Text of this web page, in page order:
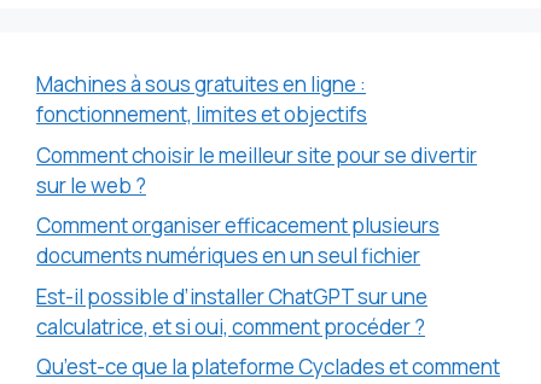
Machines à sous gratuites en ligne :
fonctionnement, limites et objectifs
Comment choisir le meilleur site pour se divertir
sur le web ?
Comment organiser efficacement plusieurs
documents numériques en un seul fichier
Est-il possible d’installer ChatGPT sur une
calculatrice, et si oui, comment procéder ?
Qu’est-ce que la plateforme Cyclades et comment